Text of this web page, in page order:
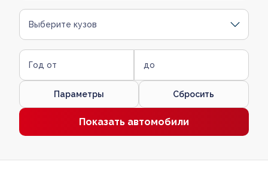
Выберите кузов
Год от до
Параметры Сбросить
Показать автомобили